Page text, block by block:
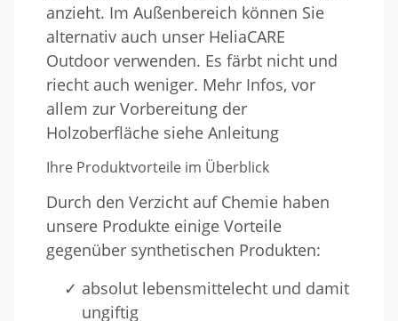
anzieht. Im Außenbereich können Sie
alternativ auch unser HeliaCARE
Outdoor verwenden. Es färbt nicht und
riecht auch weniger. Mehr Infos, vor
allem zur Vorbereitung der
Holzoberfläche siehe Anleitung
Ihre Produktvorteile im Überblick
Durch den Verzicht auf Chemie haben
unsere Produkte einige Vorteile
gegenüber synthetischen Produkten:
absolut lebensmittelecht und damit
ungiftig